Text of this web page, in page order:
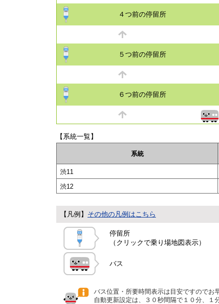
４つ前の停留所
５つ前の停留所
６つ前の停留所
【系統一覧】
系統
渋11
渋12
【凡例】 その他の凡例はこちら
停留所
（クリックで乗り場地図表示）
バス
バス位置・所要時間表示は目安ですのでお
自動更新設定は、３０秒間隔で１０分、１